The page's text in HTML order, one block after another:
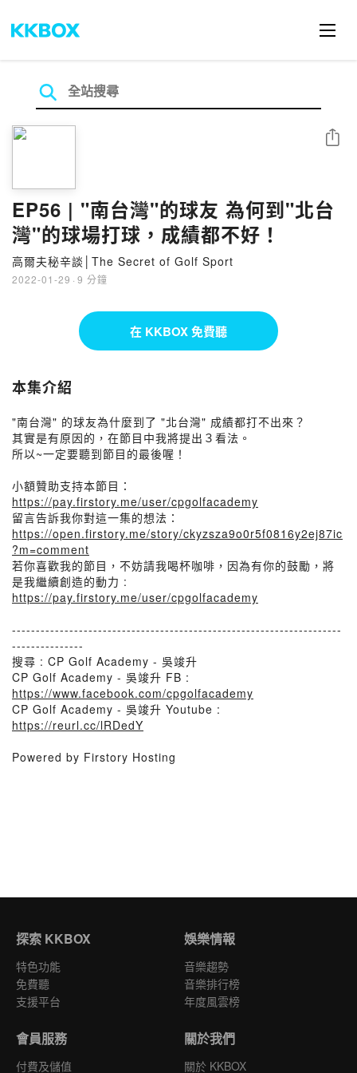
EP56 | "南台灣"的球友 為何到"北台
灣"的球場打球，成績都不好！
高爾夫秘辛談│The Secret of Golf Sport
2022-01-29 · 9 分鐘
分享
在 KKBOX 免費聽
本集介紹
"南台灣" 的球友為什麼到了 "北台灣" 成績都打不出來？
其實是有原因的，在節目中我將提出３看法。
所以~一定要聽到節目的最後喔！
小額贊助支持本節目：
https://pay.firstory.me/user/cpgolfacademy
留言告訴我你對這一集的想法：
https://open.firstory.me/story/ckyzsza9o0r5f0816y2ej87ic
?m=comment
若你喜歡我的節目，不妨請我喝杯咖啡，因為有你的鼓勵，將
是我繼續創造的動力 :
https://pay.firstory.me/user/cpgolfacademy
---------------------------------------------------------------------
---------------
搜尋 : CP Golf Academy - 吳竣升
CP Golf Academy - 吳竣升 FB :
https://www.facebook.com/cpgolfacademy
CP Golf Academy - 吳竣升 Youtube :
https://reurl.cc/lRDedY
Powered by Firstory Hosting
探索 KKBOX
特色功能
免費聽
支援平台
娛樂情報
音樂趨勢
音樂排行榜
年度風雲榜
會員服務
付費及儲值
關於我們
關於 KKBOX